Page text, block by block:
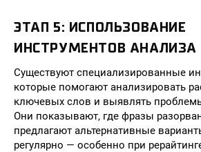
ЭТАП 5: ИСПОЛЬЗОВАНИЕ
ИНСТРУМЕНТОВ АНАЛИЗА
Существуют специализированные
которые помогают анализировать
ключевых слов и выявлять
Они показывают, где фразы
предлагают альтернативные
регулярно — особенно при